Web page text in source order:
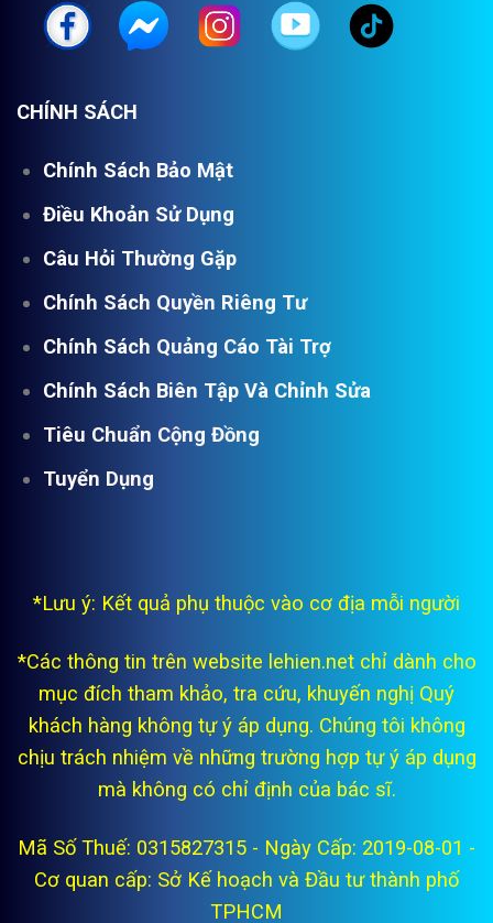
CHÍNH SÁCH
Chính Sách Bảo Mật
Điều Khoản Sử Dụng
Câu Hỏi Thường Gặp
Chính Sách Quyền Riêng Tư
Chính Sách Quảng Cáo Tài Trợ
Chính Sách Biên Tập Và Chỉnh Sửa
Tiêu Chuẩn Cộng Đồng
Tuyển Dụng
*Lưu ý: Kết quả phụ thuộc vào cơ địa mỗi người
*Các thông tin trên website lehien.net chỉ dành cho
mục đích tham khảo, tra cứu, khuyến nghị Quý
khách hàng không tự ý áp dụng. Chúng tôi không
chịu trách nhiệm về những trường hợp tự ý áp dụng
mà không có chỉ định của bác sĩ.
Mã Số Thuế: 0315827315 - Ngày Cấp: 2019-08-01 -
Cơ quan cấp: Sở Kế hoạch và Đầu tư thành phố
TPHCM